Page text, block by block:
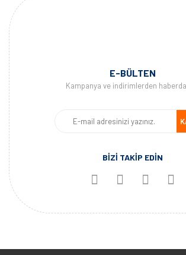
E-BÜLTEN
Kampanya ve indirimlerden
BİZİ TAKİP EDİN